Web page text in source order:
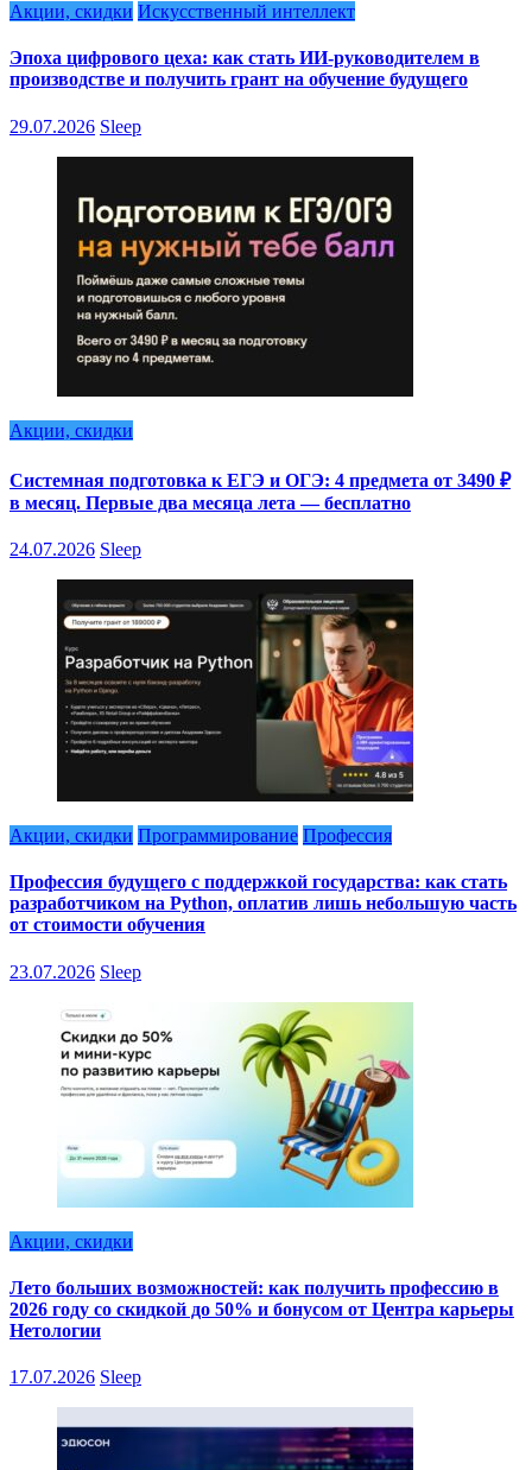
Акции, скидки Искусственный интеллект
Эпоха цифрового цеха: как стать ИИ-руководителем в
производстве и получить грант на обучение будущего
29.07.2026 Sleep
Акции, скидки
Системная подготовка к ЕГЭ и ОГЭ: 4 предмета от 3490 ₽
в месяц. Первые два месяца лета — бесплатно
24.07.2026 Sleep
Акции, скидки Программирование Профессия
Профессия будущего с поддержкой государства: как стать
разработчиком на Python, оплатив лишь небольшую часть
от стоимости обучения
23.07.2026 Sleep
Акции, скидки
Лето больших возможностей: как получить профессию в
2026 году со скидкой до 50% и бонусом от Центра карьеры
Нетологии
17.07.2026 Sleep